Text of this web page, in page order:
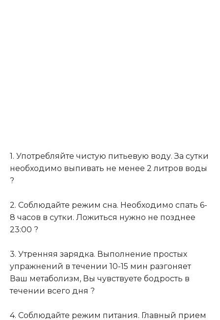
1. Употребляйте чистую питьевую воду. За сутки
необходимо выпивать не менее 2 литров воды
?
2. Соблюдайте режим сна. Необходимо спать 6-
8 часов в сутки. Ложиться нужно не позднее
23:00 ?
3. Утренняя зарядка. Выполнение простых
упражнений в течении 10-15 мин разгоняет
Ваш метаболизм, Вы чувствуете бодрость в
течении всего дня ?
4. Соблюдайте режим питания. Главный прием